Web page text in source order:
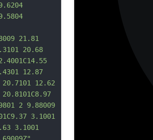
21.81
20.68
12.87
12.62
2 9.88009
3.1001
3.1001